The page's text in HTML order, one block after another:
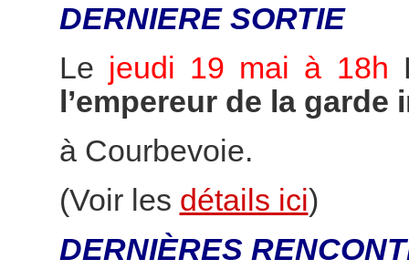
DERNIERE SORTIE
Le jeudi 19 mai à 18h
l’empereur de la garde
à Courbevoie.
(Voir les détails ici)
DERNIÈRES